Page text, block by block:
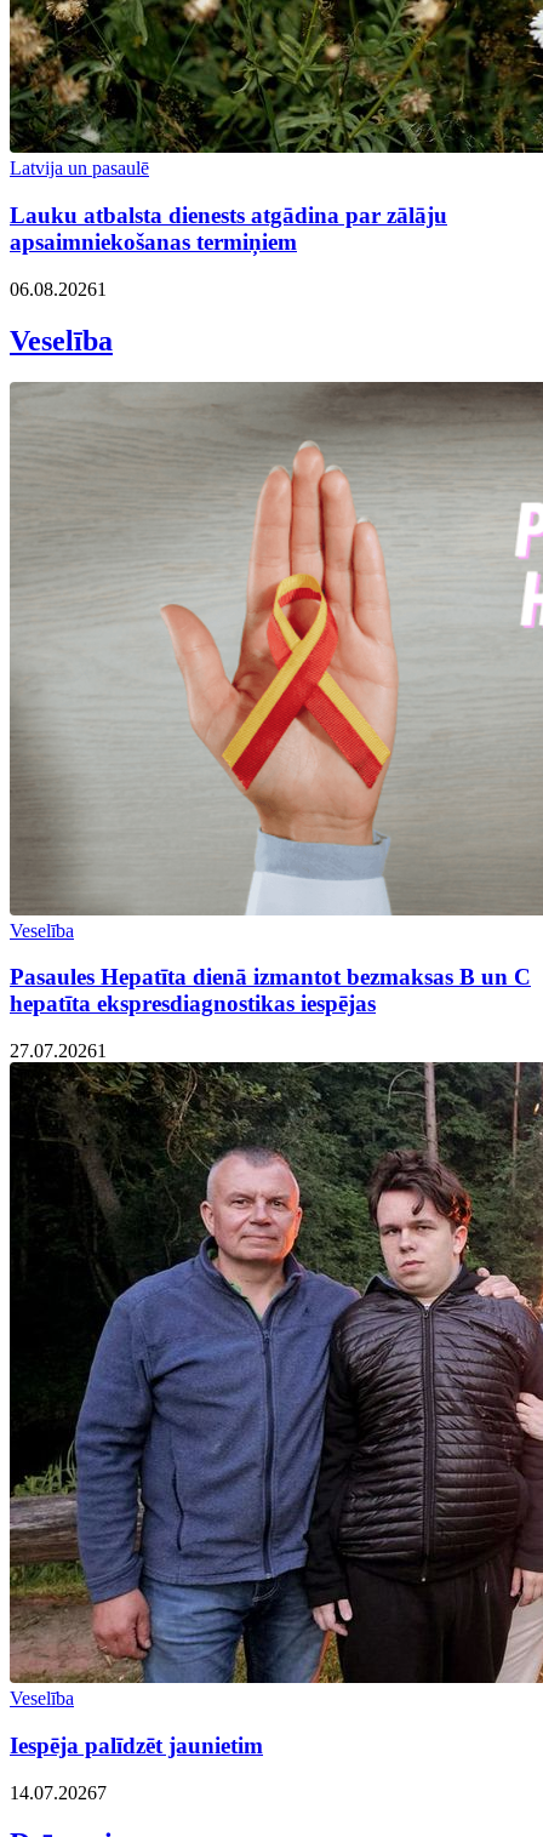
Latvija un pasaulē
Lauku atbalsta dienests atgādina par zālāju
apsaimniekošanas termiņiem
06.08.20261
Veselība
Veselība
Pasaules Hepatīta dienā izmantot bezmaksas B un C
hepatīta ekspresdiagnostikas iespējas
27.07.20261
Veselība
Iespēja palīdzēt jaunietim
14.07.20267